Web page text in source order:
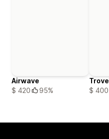
Airwave
$ 420
95%
Trove
$ 400